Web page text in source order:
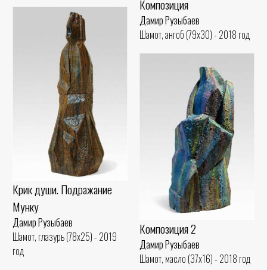
Композиция
Дамир Рузыбаев
Шамот, ангоб (79x30) - 2018 год
Крик души. Подражание
Мунку
Дамир Рузыбаев
Шамот, глазурь (78x25) - 2019
год
Композиция 2
Дамир Рузыбаев
Шамот, масло (37x16) - 2018 год